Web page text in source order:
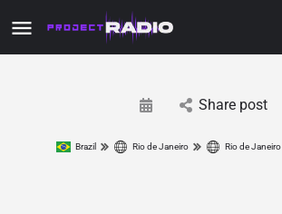
Share post
Brazil Rio de Janeiro Rio de Janeiro